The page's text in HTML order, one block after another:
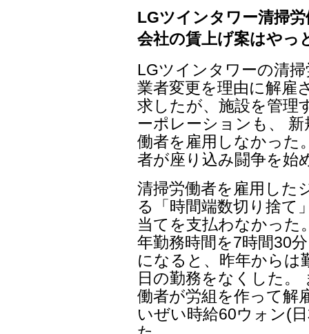
LGツインタワー清掃
会社の賃上げ案はやっ
LGツインタワーの清
業者変更を理由に解雇
求したが、施設を管理
ーポレーションも、
働者を雇用しなかった
者が座り込み闘争を始
清掃労働者を雇用した
る「時間端数切り捨て
当てを支払わなかった
年勤務時間を7時間30
になると、昨年からは
日の勤務をなくした。
働者が労組を作って解
いぜい時給60ウォン(